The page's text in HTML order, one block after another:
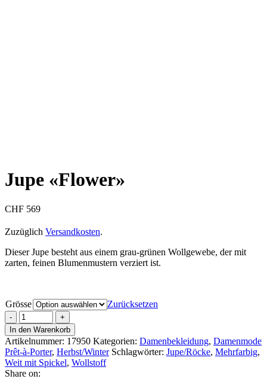
Jupe «Flower»
CHF 569
Zuzüglich Versandkosten.
Dieser Jupe besteht aus einem grau-grünen Wollgewebe, der mit
zarten, feinen Blumenmustern verziert ist.
Grösse Zurücksetzen
In den Warenkorb
Artikelnummer: 17950 Kategorien: Damenbekleidung, Damenmode
Prêt-à-Porter, Herbst/Winter Schlagwörter: Jupe/Röcke, Mehrfarbig,
Weit mit Spickel, Wollstoff
Share on: